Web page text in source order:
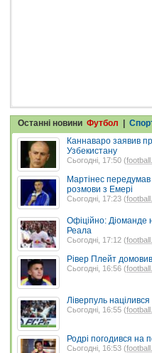
Останні новини Футбол
Каннаваро заявив
Узбекистану
Сьогодні, 17:50 (
Мартінес
розмови з Емері
Сьогодні, 17:23 (
Офіційно: Діоманде
Реала
Сьогодні, 17:12 (
Рівер Плейт
Сьогодні, 16:56 (
Ліверпуль
Сьогодні, 16:55 (
Родрі погодився на
Сьогодні, 16:53 (